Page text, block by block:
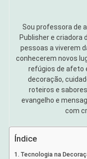
Sou professora de
Publisher e criadora
pessoas a viverem
conhecerem novos
refúgios de afeto
decoração,
roteiros e
evangelho e
com
Índice
Tecnologia na